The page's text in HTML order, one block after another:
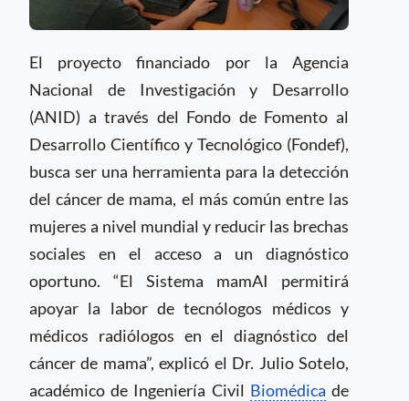
El proyecto financiado por la Agencia
Nacional de Investigación y Desarrollo
(ANID) a través del Fondo de Fomento al
Desarrollo Científico y Tecnológico (Fondef),
busca ser una herramienta para la detección
del cáncer de mama, el más común entre las
mujeres a nivel mundial y reducir las brechas
sociales en el acceso a un diagnóstico
oportuno. “El Sistema mamAI permitirá
apoyar la labor de tecnólogos médicos y
médicos radiólogos en el diagnóstico del
cáncer de mama”, explicó el Dr. Julio Sotelo,
académico de Ingeniería Civil Biomédica de